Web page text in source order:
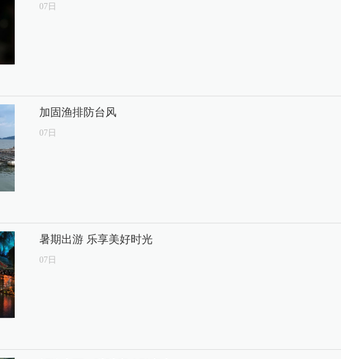
07日
加固渔排防台风
07日
暑期出游 乐享美好时光
07日